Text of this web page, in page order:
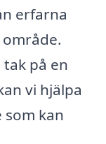
erfarna
på en
vi hjälpa
kan